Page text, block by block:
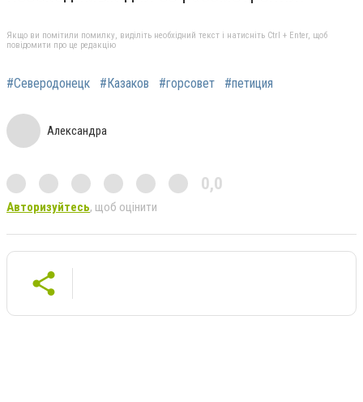
Якщо ви помітили помилку, виділіть необхідний текст і натисніть Ctrl + Enter, щоб
повідомити про це редакцію
#Северодонецк #Казаков #горсовет #петиция
Александра
0,0
Авторизуйтесь, щоб оцінити